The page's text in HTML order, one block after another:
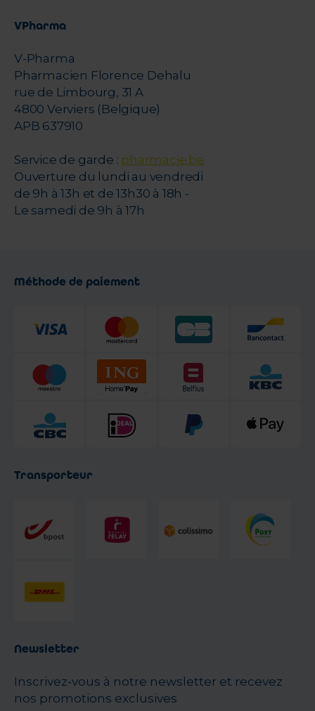
VPharma
V-Pharma
Pharmacien Florence Dehalu
rue de Limbourg, 31 A
4800 Verviers (Belgique)
APB 637910
Service de garde : pharmacie.be
Ouverture du lundi au vendredi
de 9h à 13h et de 13h30 à 18h -
Le samedi de 9h à 17h
Méthode de paiement
Transporteur
Newsletter
Inscrivez-vous à notre newsletter et recevez
nos promotions exclusives